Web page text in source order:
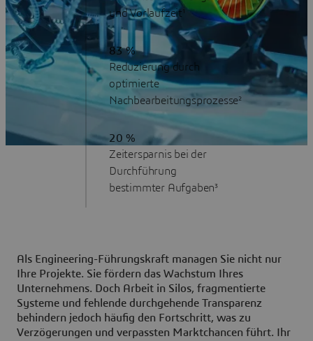
und Vorlaufzeit¹
83 %
Reduzierung durch
optimierte
Nachbearbeitungsprozesse²
20 %
Zeitersparnis bei der
Durchführung
bestimmter Aufgaben³
Als Engineering-Führungskraft managen Sie nicht nur
Ihre Projekte. Sie fördern das Wachstum Ihres
Unternehmens. Doch Arbeit in Silos, fragmentierte
Systeme und fehlende durchgehende Transparenz
behindern jedoch häufig den Fortschritt, was zu
Verzögerungen und verpassten Marktchancen führt. Ihr